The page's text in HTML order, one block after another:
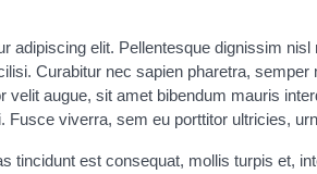
adipiscing elit. Pellentesque dignissim
Curabitur nec sapien pharetra,
velit augue, sit amet bibendum mauris
Fusce viverra, sem eu porttitor ultricies,
tincidunt est consequat, mollis turpis et,